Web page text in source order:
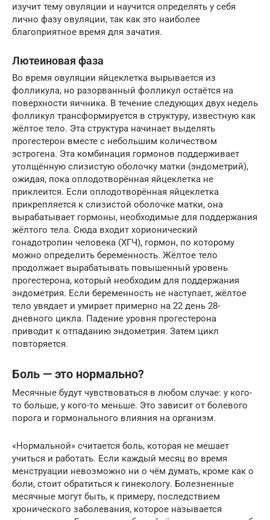
изучит тему овуляции и научится определять у себя
лично фазу овуляции, так как это наиболее
благоприятное время для зачатия.
Лютеиновая фаза
Во время овуляции яйцеклетка вырывается из
фолликула, но разорванный фолликул остаётся на
поверхности яичника. В течение следующих двух недель
фолликул трансформируется в структуру, известную как
жёлтое тело. Эта структура начинает выделять
прогестерон вместе с небольшим количеством
эстрогена. Эта комбинация гормонов поддерживает
утолщённую слизистую оболочку матки (эндометрий),
ожидая, пока оплодотворённая яйцеклетка не
приклеится. Если оплодотворённая яйцеклетка
прикрепляется к слизистой оболочке матки, она
вырабатывает гормоны, необходимые для поддержания
жёлтого тела. Сюда входит хорионический
гонадотропин человека (ХГЧ), гормон, по которому
можно определить беременность. Жёлтое тело
продолжает вырабатывать повышенный уровень
прогестерона, который необходим для поддержания
эндометрия. Если беременность не наступает, жёлтое
тело увядает и умирает примерно на 22 день 28-
дневного цикла. Падение уровня прогестерона
приводит к отпаданию эндометрия. Затем цикл
повторяется.
Боль — это нормально?
Месячные будут чувствоваться в любом случае: у кого-
то больше, у кого-то меньше. Это зависит от болевого
порога и гормонального влияния на организм.
«Нормальной» считается боль, которая не мешает
учиться и работать. Если каждый месяц во время
менструации невозможно ни о чём думать, кроме как о
боли, стоит обратиться к гинекологу. Болезненные
месячные могут быть, к примеру, последствием
хронического заболевания, которое называется